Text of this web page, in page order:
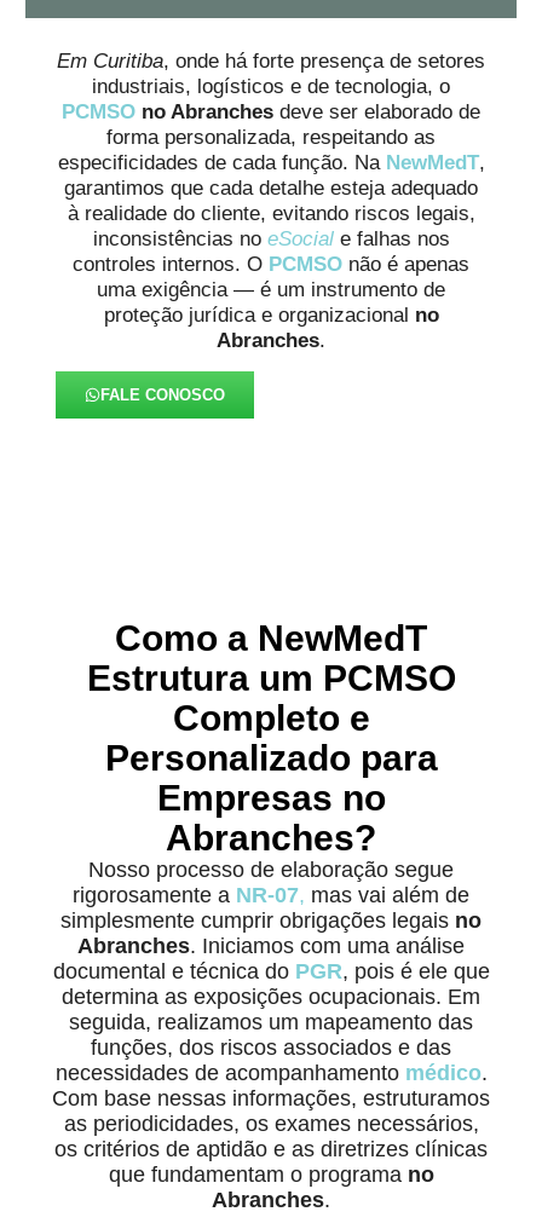
Em Curitiba, onde há forte presença de setores
industriais, logísticos e de tecnologia, o
PCMSO no Abranches deve ser elaborado de
forma personalizada, respeitando as
especificidades de cada função. Na NewMedT,
garantimos que cada detalhe esteja adequado
à realidade do cliente, evitando riscos legais,
inconsistências no eSocial e falhas nos
controles internos. O PCMSO não é apenas
uma exigência — é um instrumento de
proteção jurídica e organizacional no
Abranches.
FALE CONOSCO
Como a NewMedT
Estrutura um PCMSO
Completo e
Personalizado para
Empresas no
Abranches?
Nosso processo de elaboração segue
rigorosamente a NR-07, mas vai além de
simplesmente cumprir obrigações legais no
Abranches. Iniciamos com uma análise
documental e técnica do PGR, pois é ele que
determina as exposições ocupacionais. Em
seguida, realizamos um mapeamento das
funções, dos riscos associados e das
necessidades de acompanhamento médico.
Com base nessas informações, estruturamos
as periodicidades, os exames necessários,
os critérios de aptidão e as diretrizes clínicas
que fundamentam o programa no
Abranches.